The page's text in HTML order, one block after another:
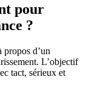
pour
?
propos d’un
L’objectif
tact, sérieux et